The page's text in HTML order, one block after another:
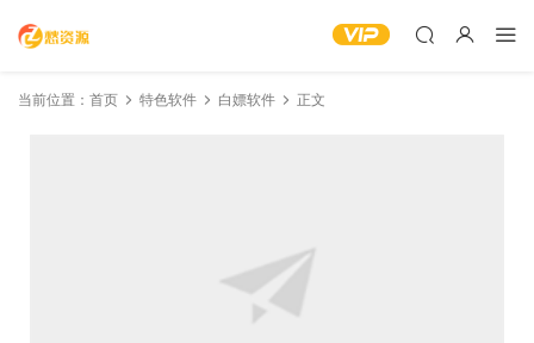
当前位置： 首页 特色软件 白嫖软件 正文